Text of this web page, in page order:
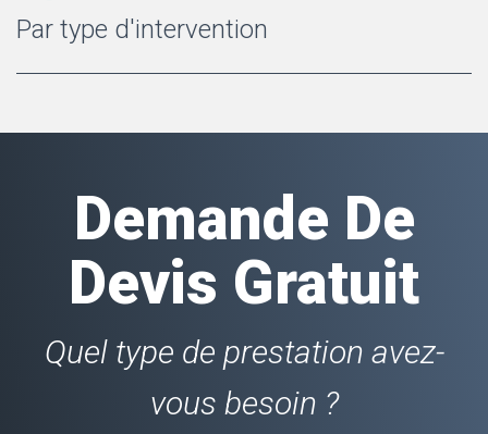
Par type d'intervention
Demande De
Devis Gratuit
Quel type de prestation avez-
vous besoin ?